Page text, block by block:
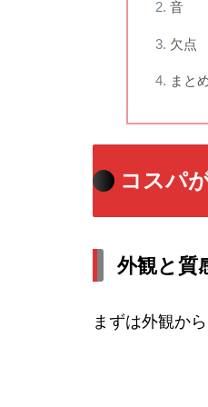
音
欠点
まと
コスパ
外観と質
まずは外観か